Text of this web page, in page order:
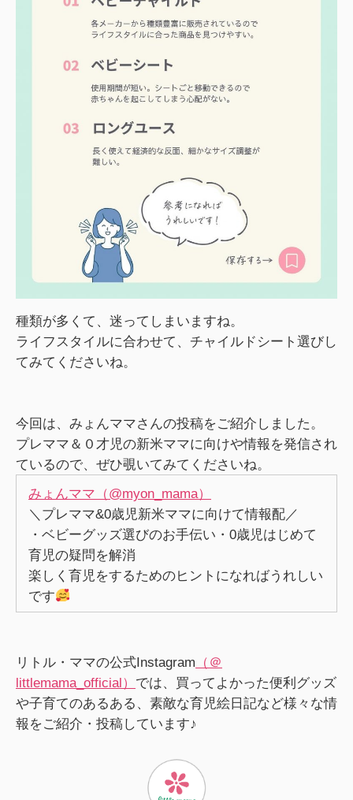
種類が多くて、迷ってしまいますね。
ライフスタイルに合わせて、チャイルドシート選びし
てみてくださいね。
今回は、みょんママさんの投稿をご紹介しました。
プレママ＆０才児の新米ママに向けや情報を発信され
ているので、ぜひ覗いてみてくださいね。
みょんママ（@myon_mama）
＼プレママ&0歳児新米ママに向けて情報配／
・ベビーグッズ選びのお手伝い・0歳児はじめて
育児の疑問を解消
楽しく育児をするためのヒントになればうれしい
です
リトル・ママの公式Instagram （＠
littlemama_official） では、買ってよかった便利グッズ
や子育てのあるある、素敵な育児絵日記など様々な情
報をご紹介・投稿しています♪